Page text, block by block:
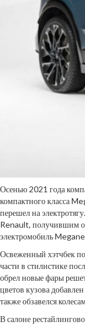
Осенью 2021 года
компактного класса
перешел на
Renault, получившим
электромобиль
Освеженный хэтчбек
части в стилистике
обрел новые фары
цветов кузова
также обзавелся
В салоне